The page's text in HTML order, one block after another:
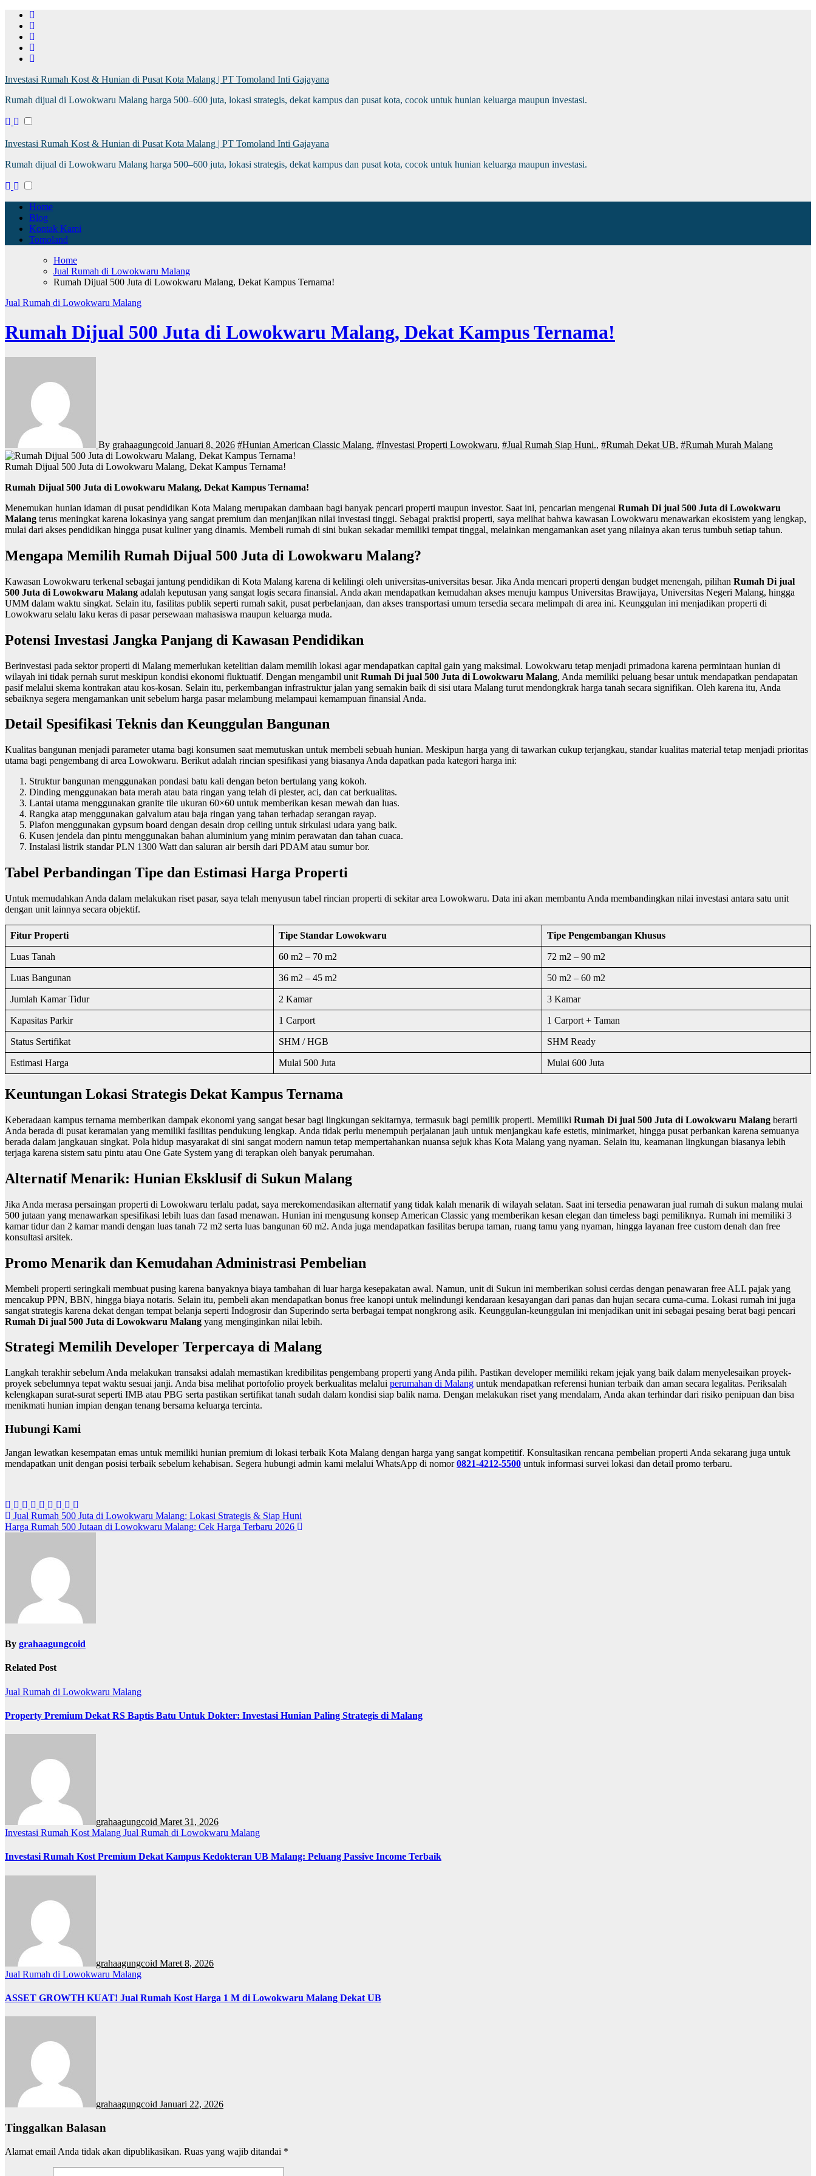
Investasi Rumah Kost & Hunian di Pusat Kota Malang | PT Tomoland Inti Gajayana
Rumah dijual di Lowokwaru Malang harga 500–600 juta, lokasi strategis, dekat kampus dan pusat kota, cocok untuk hunian keluarga maupun investasi.
Investasi Rumah Kost & Hunian di Pusat Kota Malang | PT Tomoland Inti Gajayana
Rumah dijual di Lowokwaru Malang harga 500–600 juta, lokasi strategis, dekat kampus dan pusat kota, cocok untuk hunian keluarga maupun investasi.
Home
Blog
Kontak Kami
Tomoland
Home
Jual Rumah di Lowokwaru Malang
Rumah Dijual 500 Juta di Lowokwaru Malang, Dekat Kampus Ternama!
Jual Rumah di Lowokwaru Malang
Rumah Dijual 500 Juta di Lowokwaru Malang, Dekat Kampus Ternama!
By grahaagungcoid Januari 8, 2026 #Hunian American Classic Malang, #Investasi Properti Lowokwaru, #Jual Rumah Siap Huni., #Rumah Dekat UB, #Rumah Murah Malang
Rumah Dijual 500 Juta di Lowokwaru Malang, Dekat Kampus Ternama!
Rumah Dijual 500 Juta di Lowokwaru Malang, Dekat Kampus Ternama!
Menemukan hunian idaman di pusat pendidikan Kota Malang merupakan dambaan bagi banyak pencari properti maupun investor. Saat ini, pencarian mengenai Rumah Di jual 500 Juta di Lowokwaru
Malang terus meningkat karena lokasinya yang sangat premium dan menjanjikan nilai investasi tinggi. Sebagai praktisi properti, saya melihat bahwa kawasan Lowokwaru menawarkan ekosistem yang lengkap,
mulai dari akses pendidikan hingga pusat kuliner yang dinamis. Membeli rumah di sini bukan sekadar memiliki tempat tinggal, melainkan mengamankan aset yang nilainya akan terus tumbuh setiap tahun.
Mengapa Memilih Rumah Dijual 500 Juta di Lowokwaru Malang?
Kawasan Lowokwaru terkenal sebagai jantung pendidikan di Kota Malang karena di kelilingi oleh universitas-universitas besar. Jika Anda mencari properti dengan budget menengah, pilihan Rumah Di jual
500 Juta di Lowokwaru Malang adalah keputusan yang sangat logis secara finansial. Anda akan mendapatkan kemudahan akses menuju kampus Universitas Brawijaya, Universitas Negeri Malang, hingga
UMM dalam waktu singkat. Selain itu, fasilitas publik seperti rumah sakit, pusat perbelanjaan, dan akses transportasi umum tersedia secara melimpah di area ini. Keunggulan ini menjadikan properti di
Lowokwaru selalu laku keras di pasar persewaan mahasiswa maupun keluarga muda.
Potensi Investasi Jangka Panjang di Kawasan Pendidikan
Berinvestasi pada sektor properti di Malang memerlukan ketelitian dalam memilih lokasi agar mendapatkan capital gain yang maksimal. Lowokwaru tetap menjadi primadona karena permintaan hunian di
wilayah ini tidak pernah surut meskipun kondisi ekonomi fluktuatif. Dengan mengambil unit Rumah Di jual 500 Juta di Lowokwaru Malang, Anda memiliki peluang besar untuk mendapatkan pendapatan
pasif melalui skema kontrakan atau kos-kosan. Selain itu, perkembangan infrastruktur jalan yang semakin baik di sisi utara Malang turut mendongkrak harga tanah secara signifikan. Oleh karena itu, Anda
sebaiknya segera mengamankan unit sebelum harga pasar melambung melampaui kemampuan finansial Anda.
Detail Spesifikasi Teknis dan Keunggulan Bangunan
Kualitas bangunan menjadi parameter utama bagi konsumen saat memutuskan untuk membeli sebuah hunian. Meskipun harga yang di tawarkan cukup terjangkau, standar kualitas material tetap menjadi prioritas
utama bagi pengembang di area Lowokwaru. Berikut adalah rincian spesifikasi yang biasanya Anda dapatkan pada kategori harga ini:
Struktur bangunan menggunakan pondasi batu kali dengan beton bertulang yang kokoh.
Dinding menggunakan bata merah atau bata ringan yang telah di plester, aci, dan cat berkualitas.
Lantai utama menggunakan granite tile ukuran 60×60 untuk memberikan kesan mewah dan luas.
Rangka atap menggunakan galvalum atau baja ringan yang tahan terhadap serangan rayap.
Plafon menggunakan gypsum board dengan desain drop ceiling untuk sirkulasi udara yang baik.
Kusen jendela dan pintu menggunakan bahan aluminium yang minim perawatan dan tahan cuaca.
Instalasi listrik standar PLN 1300 Watt dan saluran air bersih dari PDAM atau sumur bor.
Tabel Perbandingan Tipe dan Estimasi Harga Properti
Untuk memudahkan Anda dalam melakukan riset pasar, saya telah menyusun tabel rincian properti di sekitar area Lowokwaru. Data ini akan membantu Anda membandingkan nilai investasi antara satu unit
dengan unit lainnya secara objektif.
Fitur Properti Tipe Standar Lowokwaru Tipe Pengembangan Khusus
Luas Tanah 60 m2 – 70 m2 72 m2 – 90 m2
Luas Bangunan 36 m2 – 45 m2 50 m2 – 60 m2
Jumlah Kamar Tidur 2 Kamar 3 Kamar
Kapasitas Parkir 1 Carport 1 Carport + Taman
Status Sertifikat SHM / HGB SHM Ready
Estimasi Harga Mulai 500 Juta Mulai 600 Juta
Keuntungan Lokasi Strategis Dekat Kampus Ternama
Keberadaan kampus ternama memberikan dampak ekonomi yang sangat besar bagi lingkungan sekitarnya, termasuk bagi pemilik properti. Memiliki Rumah Di jual 500 Juta di Lowokwaru Malang berarti
Anda berada di pusat keramaian yang memiliki fasilitas pendukung lengkap. Anda tidak perlu menempuh perjalanan jauh untuk menjangkau kafe estetis, minimarket, hingga pusat perbankan karena semuanya
berada dalam jangkauan singkat. Pola hidup masyarakat di sini sangat modern namun tetap mempertahankan nuansa sejuk khas Kota Malang yang nyaman. Selain itu, keamanan lingkungan biasanya lebih
terjaga karena sistem satu pintu atau One Gate System yang di terapkan oleh banyak perumahan.
Alternatif Menarik: Hunian Eksklusif di Sukun Malang
Jika Anda merasa persaingan properti di Lowokwaru terlalu padat, saya merekomendasikan alternatif yang tidak kalah menarik di wilayah selatan. Saat ini tersedia penawaran jual rumah di sukun malang mulai
500 jutaan yang menawarkan spesifikasi lebih luas dan fasad menawan. Hunian ini mengusung konsep American Classic yang memberikan kesan elegan dan timeless bagi pemiliknya. Rumah ini memiliki 3
kamar tidur dan 2 kamar mandi dengan luas tanah 72 m2 serta luas bangunan 60 m2. Anda juga mendapatkan fasilitas berupa taman, ruang tamu yang nyaman, hingga layanan free custom denah dan free
konsultasi arsitek.
Promo Menarik dan Kemudahan Administrasi Pembelian
Membeli properti seringkali membuat pusing karena banyaknya biaya tambahan di luar harga kesepakatan awal. Namun, unit di Sukun ini memberikan solusi cerdas dengan penawaran free ALL pajak yang
mencakup PPN, BBN, hingga biaya notaris. Selain itu, pembeli akan mendapatkan bonus free kanopi untuk melindungi kendaraan kesayangan dari panas dan hujan secara cuma-cuma. Lokasi rumah ini juga
sangat strategis karena dekat dengan tempat belanja seperti Indogrosir dan Superindo serta berbagai tempat nongkrong asik. Keunggulan-keunggulan ini menjadikan unit ini sebagai pesaing berat bagi pencari
Rumah Di jual 500 Juta di Lowokwaru Malang yang menginginkan nilai lebih.
Strategi Memilih Developer Terpercaya di Malang
Langkah terakhir sebelum Anda melakukan transaksi adalah memastikan kredibilitas pengembang properti yang Anda pilih. Pastikan developer memiliki rekam jejak yang baik dalam menyelesaikan proyek-
proyek sebelumnya tepat waktu sesuai janji. Anda bisa melihat portofolio proyek berkualitas melalui perumahan di Malang untuk mendapatkan referensi hunian terbaik dan aman secara legalitas. Periksalah
kelengkapan surat-surat seperti IMB atau PBG serta pastikan sertifikat tanah sudah dalam kondisi siap balik nama. Dengan melakukan riset yang mendalam, Anda akan terhindar dari risiko penipuan dan bisa
menikmati hunian impian dengan tenang bersama keluarga tercinta.
Hubungi Kami
Jangan lewatkan kesempatan emas untuk memiliki hunian premium di lokasi terbaik Kota Malang dengan harga yang sangat kompetitif. Konsultasikan rencana pembelian properti Anda sekarang juga untuk
mendapatkan unit dengan posisi terbaik sebelum kehabisan. Segera hubungi admin kami melalui WhatsApp di nomor0821-4212-5500 untuk informasi survei lokasi dan detail promo terbaru.
Jual Rumah 500 Juta di Lowokwaru Malang: Lokasi Strategis & Siap Huni
Harga Rumah 500 Jutaan di Lowokwaru Malang: Cek Harga Terbaru 2026
By grahaagungcoid
Related Post
Jual Rumah di Lowokwaru Malang
Property Premium Dekat RS Baptis Batu Untuk Dokter: Investasi Hunian Paling Strategis di Malang
grahaagungcoid Maret 31, 2026
Investasi Rumah Kost Malang Jual Rumah di Lowokwaru Malang
Investasi Rumah Kost Premium Dekat Kampus Kedokteran UB Malang: Peluang Passive Income Terbaik
grahaagungcoid Maret 8, 2026
Jual Rumah di Lowokwaru Malang
ASSET GROWTH KUAT! Jual Rumah Kost Harga 1 M di Lowokwaru Malang Dekat UB
grahaagungcoid Januari 22, 2026
Tinggalkan Balasan
Alamat email Anda tidak akan dipublikasikan. Ruas yang wajib ditandai *